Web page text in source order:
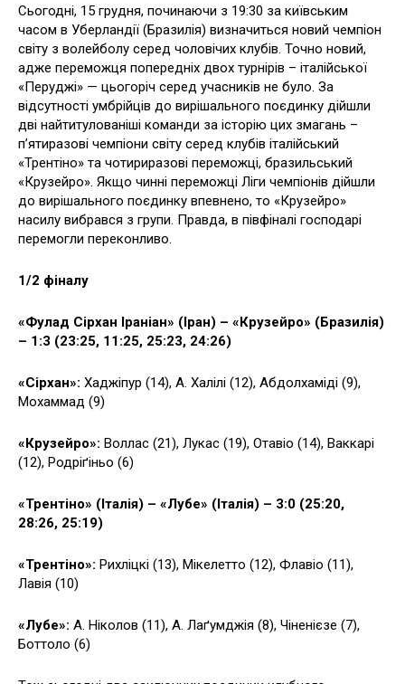
Сьогодні, 15 грудня, починаючи з 19:30 за київським
часом в Уберландії (Бразилія) визначиться новий чемпіон
світу з волейболу серед чоловічих клубів. Точно новий,
адже переможця попередніх двох турнірів – італійської
«Перуджі» — цьогоріч серед учасників не було. За
відсутності умбрійців до вирішального поєдинку дійшли
дві найтитулованіші команди за історію цих змагань –
п’ятиразові чемпіони світу серед клубів італійський
«Трентіно» та чотириразові переможці, бразильський
«Крузейро». Якщо чинні переможці Ліги чемпіонів дійшли
до вирішального поєдинку впевнено, то «Крузейро»
насилу вибрався з групи. Правда, в півфіналі господарі
перемогли переконливо.
1/2 фіналу
«Фулад Сірхан Іраніан» (Іран) – «Крузейро» (Бразилія)
– 1:3 (23:25, 11:25, 25:23, 24:26)
«Сірхан»: Хаджіпур (14), А. Халілі (12), Абдолхаміді (9),
Мохаммад (9)
«Крузейро»: Воллас (21), Лукас (19), Отавіо (14), Ваккарі
(12), Родріґіньо (6)
«Трентіно» (Італія) – «Лубе» (Італія) – 3:0 (25:20,
28:26, 25:19)
«Трентіно»: Рихліцкі (13), Мікелетто (12), Флавіо (11),
Лавія (10)
«Лубе»: А. Ніколов (11), А. Лаґумджія (8), Чіненієзе (7),
Боттоло (6)